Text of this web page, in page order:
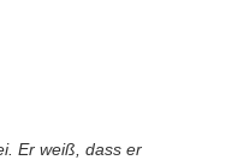
Er weiß, dass er